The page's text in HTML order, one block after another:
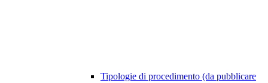
Tipologie di procedimento (da pubblicare